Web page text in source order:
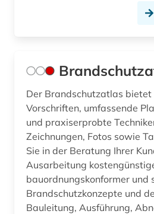
karrosseriebau (1)
katastrophenschutz (1)
keramik (1)
kernphysik (1)
klebstoff (1)
klimatechnik (3)
Der Brandschutzatlas bietet
Vorschriften, umfassende
und praxiserprobte
Zeichnungen, Fotos sowie
Sie in der Beratung Ihrer
Ausarbeitung
bauordnungskonformer und
Brandschutzkonzepte und
Bauleitung, Ausführung,